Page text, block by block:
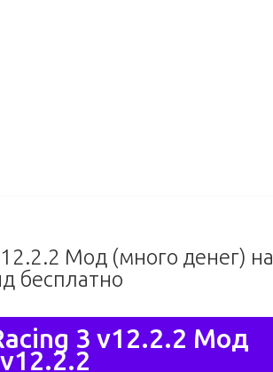
Мод (много денег) на
бесплатно
3 v12.2.2 Мод